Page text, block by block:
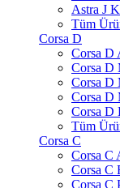
Astra J
Tüm
Corsa D
Corsa D
Corsa D
Corsa D
Corsa D
Corsa D
Tüm
Corsa C
Corsa C
Corsa C
Corsa C